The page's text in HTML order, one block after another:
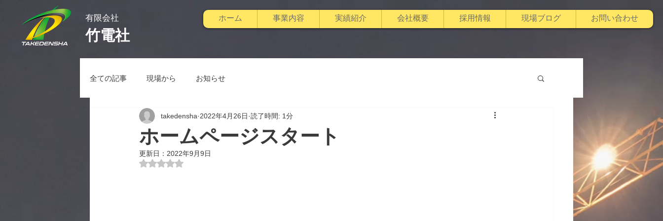
有限会社
竹電社
ホーム 事業内容 実績紹介 会社概要 採用情報 現場ブログ お問い合わせ
全ての記事 現場から お知らせ
ホームページスタート
takedensha 2022年4月26日 読了時間: 1分
更新日： 2022年9月9日
5つ星のうちNaNと評価されています。